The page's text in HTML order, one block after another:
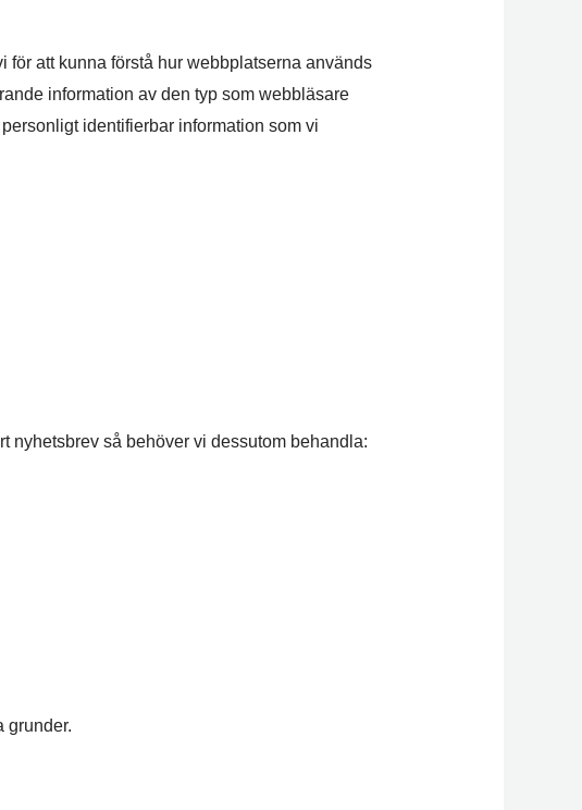
för att kunna förstå hur webbplatserna används
information av den typ som webbläsare
identifierbar information som vi
nyhetsbrev så behöver vi dessutom behandla:
grunder.